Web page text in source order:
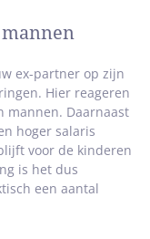
ex-partner op zijn
Hier reageren
mannen. Daarnaast
hoger salaris
voor de kinderen
is het dus
een aantal